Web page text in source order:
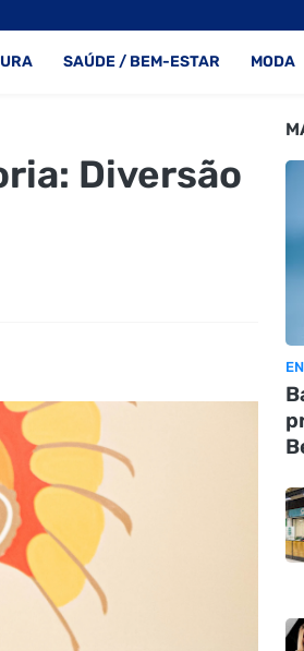
SAÚDE / BEM-ESTAR MODA
Diversão